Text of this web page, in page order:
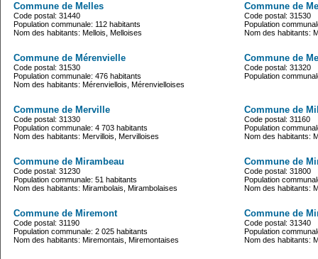
Commune de Melles
Code postal: 31440
Population communale: 112 habitants
Nom des habitants: Mellois, Melloises
Commune de
Code postal: 31530
Population
Nom des habitants:
Commune de Mérenvielle
Code postal: 31530
Population communale: 476 habitants
Nom des habitants: Mérenviellois, Mérenvielloises
Commune de
Code postal: 31320
Population
Commune de Merville
Code postal: 31330
Population communale: 4 703 habitants
Nom des habitants: Mervillois, Mervilloises
Commune de
Code postal: 31160
Population
Nom des habitants:
Commune de Mirambeau
Code postal: 31230
Population communale: 51 habitants
Nom des habitants: Mirambolais, Mirambolaises
Commune de
Code postal: 31800
Population
Nom des habitants:
Commune de Miremont
Code postal: 31190
Population communale: 2 025 habitants
Nom des habitants: Miremontais, Miremontaises
Commune de
Code postal: 31340
Population
Nom des habitants: